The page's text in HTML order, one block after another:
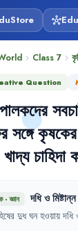
hub
chevron_right Class 7 chevron_right
Question
সঙ্গে কৃষকের
খাদ্য চাহিদা
·জ্ঞান দধিওমিষ্টান্ন
দুধ ঘন হওয়ায় দধি